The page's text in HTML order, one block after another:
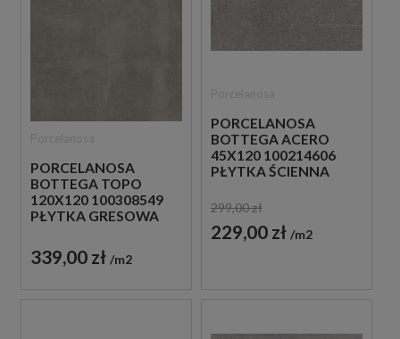
PORCELANOSA
BOTTEGA TOPO
120X120 100308549
PŁYTKA GRESOWA
339,00 zł m2
PORCELANOSA
BOTTEGA ACERO
45X120 100214606
PŁYTKA ŚCIENNA
299,00 zł
229,00 zł m2